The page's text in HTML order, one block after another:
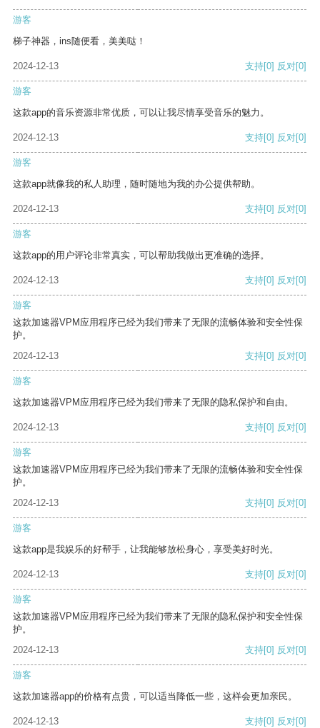
游客
梯子神器，ins随便看，美美哒！
2024-12-13 支持[0] 反对[0]
游客
这款app的音乐资源非常优质，可以让我尽情享受音乐的魅力。
2024-12-13 支持[0] 反对[0]
游客
这款app就像我的私人助理，随时随地为我的办公提供帮助。
2024-12-13 支持[0] 反对[0]
游客
这款app的用户评论非常真实，可以帮助我做出更准确的选择。
2024-12-13 支持[0] 反对[0]
游客
这款加速器VPM应用程序已经为我们带来了无限的流畅体验和安全性保
护。
2024-12-13
支持[0] 反对[0]
游客
这款加速器VPM应用程序已经为我们带来了无限的隐私保护和自由。
2024-12-13 支持[0] 反对[0]
游客
这款加速器VPM应用程序已经为我们带来了无限的流畅体验和安全性保
护。
2024-12-13
支持[0] 反对[0]
游客
这款app是我娱乐的好帮手，让我能够放松身心，享受美好时光。
2024-12-13 支持[0] 反对[0]
游客
这款加速器VPM应用程序已经为我们带来了无限的隐私保护和安全性保
护。
2024-12-13
支持[0] 反对[0]
游客
这款加速器app的价格有点贵，可以适当降低一些，这样会更加亲民。
2024-12-13 支持[0] 反对[0]